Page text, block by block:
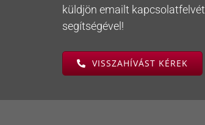
küldjön emailt
segítségével!
VISSZAHÍVÁST KÉREK